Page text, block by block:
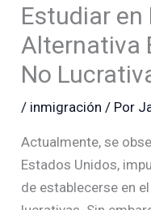
Estudiar en
Alternativa
No
/ inmigración / Por
Actualmente, se
Estados Unidos,
de establecerse en